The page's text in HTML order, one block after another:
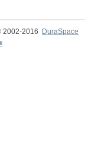
2002-2016
DuraSpace